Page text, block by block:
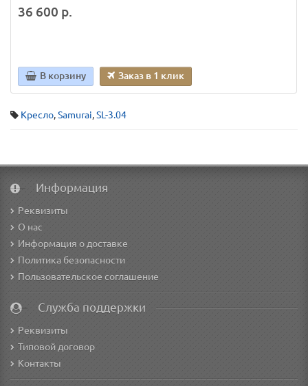
36 600 р.
В корзину Заказ в 1 клик
Кресло,Samurai,SL-3.04
Информация
Реквизиты
О нас
Информация о доставке
Политика безопасности
Пользовательское соглашение
Служба поддержки
Реквизиты
Типовой договор
Контакты